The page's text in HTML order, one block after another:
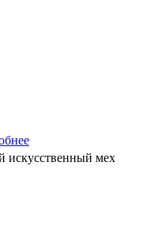
искусственный мех